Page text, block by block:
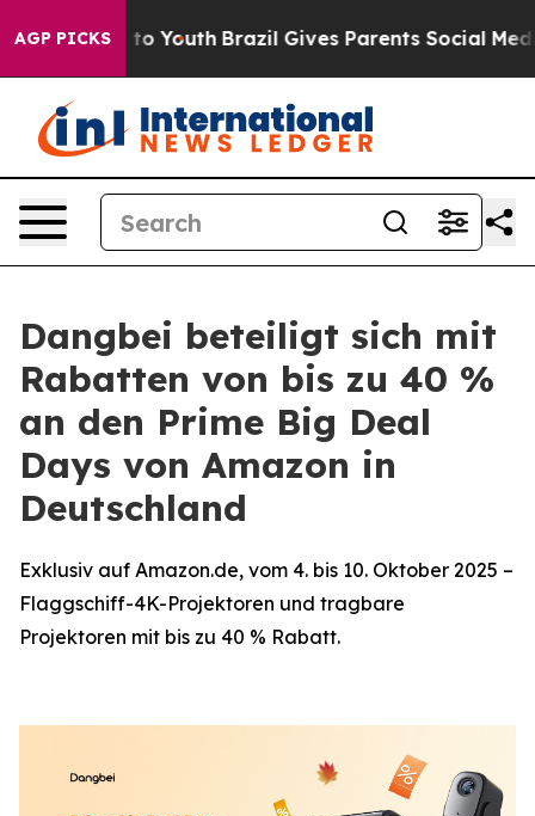
AGP PICKSto Youth Brazil Gives Parents Social Media
Dangbei beteiligt sich mit
Rabatten von bis zu 40 %
an den Prime Big Deal
Days von Amazon in
Deutschland
Exklusiv auf Amazon.de, vom 4. bis 10. Oktober 2025 –
Flaggschiff-4K-Projektoren und tragbare
Projektoren mit bis zu 40 % Rabatt.